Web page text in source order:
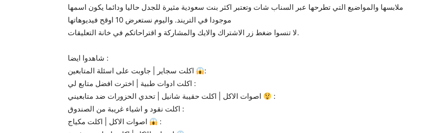
ملابسها والمواضيع التي تطرحها عبر السناب شات وتعتبر اكثر بنت سعودية مثيرة للجدل حاليا ودائما يكون اسمها
موجودا في التريند. واليوم نستعرض 10 اوقح فيديوهاتها
لا تنسوا ضغط زر الاشتراك والايك والمشاركة و اقتراحاتكم في خانة التعليقات.
شاهدوا ايضا :
:
اكلت ادوات طبية | اخترت افضل متابع لي :
:
اكلت نقود و اشياء غريبة من الصندوق :
: